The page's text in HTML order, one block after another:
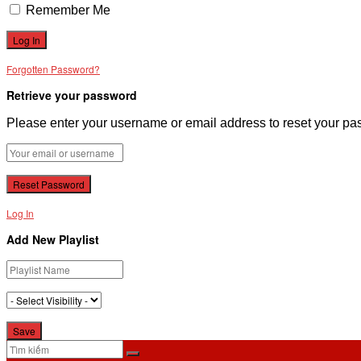
Remember Me
Forgotten Password?
Retrieve your password
Please enter your username or email address to reset your
Log In
Add New Playlist